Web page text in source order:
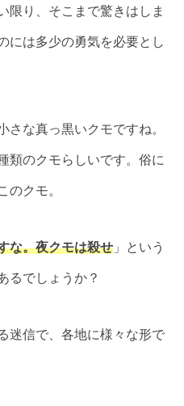
限り、そこまで驚きはしま
には多少の勇気を必要とし
さな真っ黒いクモですね。
類のクモらしいです。俗に
のクモ。
な。夜クモは殺せ 」という
るでしょうか？
迷信で、各地に様々な形で